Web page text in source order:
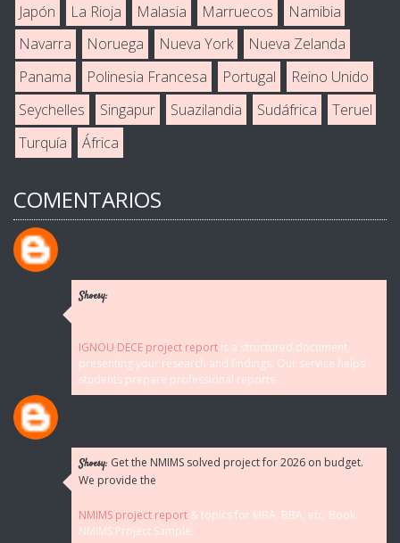
Japón
La Rioja Malasia Marruecos
Namibia
Navarra
Noruega Nueva York
Nueva Zelanda
Panama
Polinesia Francesa Portugal
Reino Unido
Seychelles
Singapur Suazilandia Sudáfrica
Teruel
Turquía
África
COMENTARIOS
Shoesy:
IGNOU DECE project report is a structured document
presenting your research and findings. Our service helps
students prepare professional reports
Shoesy: Get the NMIMS solved project for 2026 on budget.
We provide the
NMIMS project report & topics for MBA, BBA, etc. Book
NMIMS Project Sample.